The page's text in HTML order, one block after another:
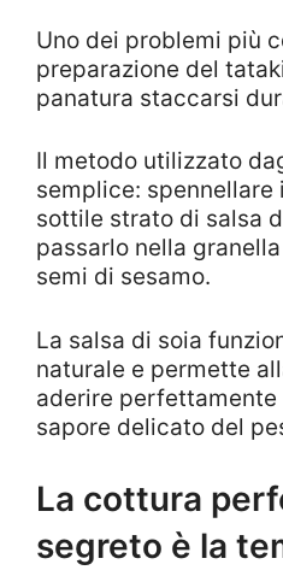
Uno dei problemi più
preparazione del
panatura staccarsi
Il metodo utilizzato
semplice:
sottile strato di salsa
passarlo nella
semi di sesamo.
La salsa di soia
naturale e permette
aderire perfettamente
sapore delicato del
La cottura
segreto è la